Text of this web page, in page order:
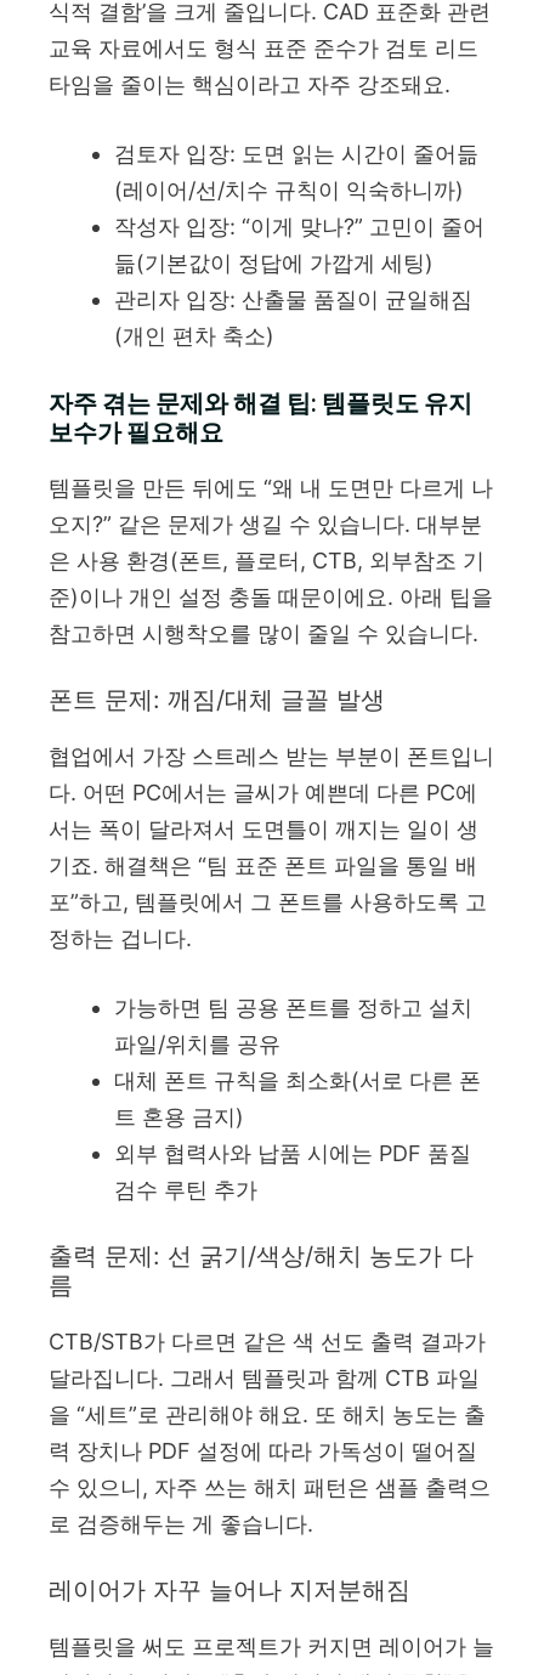
식적 결함’을 크게 줄입니다. CAD 표준화 관련
교육 자료에서도 형식 표준 준수가 검토 리드
타임을 줄이는 핵심이라고 자주 강조돼요.
검토자 입장: 도면 읽는 시간이 줄어듦
(레이어/선/치수 규칙이 익숙하니까)
작성자 입장: “이게 맞나?” 고민이 줄어
듦(기본값이 정답에 가깝게 세팅)
관리자 입장: 산출물 품질이 균일해짐
(개인 편차 축소)
자주 겪는 문제와 해결 팁: 템플릿도 유지
보수가 필요해요
템플릿을 만든 뒤에도 “왜 내 도면만 다르게 나
오지?” 같은 문제가 생길 수 있습니다. 대부분
은 사용 환경(폰트, 플로터, CTB, 외부참조 기
준)이나 개인 설정 충돌 때문이에요. 아래 팁을
참고하면 시행착오를 많이 줄일 수 있습니다.
폰트 문제: 깨짐/대체 글꼴 발생
협업에서 가장 스트레스 받는 부분이 폰트입니
다. 어떤 PC에서는 글씨가 예쁜데 다른 PC에
서는 폭이 달라져서 도면틀이 깨지는 일이 생
기죠. 해결책은 “팀 표준 폰트 파일을 통일 배
포”하고, 템플릿에서 그 폰트를 사용하도록 고
정하는 겁니다.
가능하면 팀 공용 폰트를 정하고 설치
파일/위치를 공유
대체 폰트 규칙을 최소화(서로 다른 폰
트 혼용 금지)
외부 협력사와 납품 시에는 PDF 품질
검수 루틴 추가
출력 문제: 선 굵기/색상/해치 농도가 다
름
CTB/STB가 다르면 같은 색 선도 출력 결과가
달라집니다. 그래서 템플릿과 함께 CTB 파일
을 “세트”로 관리해야 해요. 또 해치 농도는 출
력 장치나 PDF 설정에 따라 가독성이 떨어질
수 있으니, 자주 쓰는 해치 패턴은 샘플 출력으
로 검증해두는 게 좋습니다.
레이어가 자꾸 늘어나 지저분해짐
템플릿을 써도 프로젝트가 커지면 레이어가 늘